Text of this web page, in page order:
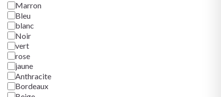
Marron
Bleu
blanc
Noir
vert
rose
jaune
Anthracite
Bordeaux